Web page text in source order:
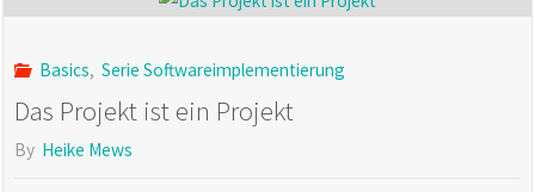
Einführung"
Basics, Serie Softwareimplementierung
Das Projekt ist ein Projekt
By Heike Mews